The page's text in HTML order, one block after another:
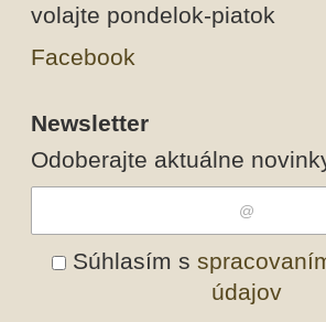
volajte pondelok-piatok
Facebook
Newsletter
Odoberajte aktuálne
Súhlasím s
údajov